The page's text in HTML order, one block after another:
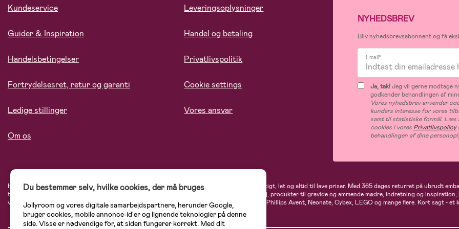
Kundeservice
Guider & Inspiration
Handelsbetingelser
Fortrydelsesret, retur og garanti
Ledige stillinger
Om os
Leveringsoplysninger
Handel og betaling
Privatlivspolitik
Cookie settings
Vores ansvar
NYHEDSBREV
Bliv nyhedsbrevsabonnent og få
Email*
Ja, tak!Jeg vil gerne modtage
godkender behandlingen af
Vores nyhedsbrev anvender
kunders interesse for vores
samt til statistiske formål. Læs
cookies i vores Privatlivspolicy
behandlingen af dine
Hos Jollyroom.dk finder du et stort udvalg af produkter til børnefamilien. Her handler du hurtigt, let og altid til lave priser. Med 365 dages returret på ubrudt
tryg, når du handler hos os. I vores udvalg finder du barnevogne, autostole, børne- og babytøj, produkter til gravide og ammende mødre, indretning og
varemærker som Britax, Maxi-Cosi, Baby Jogger, BabyBjörn, Didriksons, KidKraft, Ergobaby, Phillips Avent, Neonate, Cybex, LEGO og mange flere. Kort sagt - et
Du bestemmer selv, hvilke cookies, der må bruges
Jollyroom og vores digitale samarbejdspartnere, herunder Google,
bruger cookies, mobile annonce-id'er og lignende teknologier på denne
side. Visse er nødvendige for, at siden fungerer korrekt. Med dit